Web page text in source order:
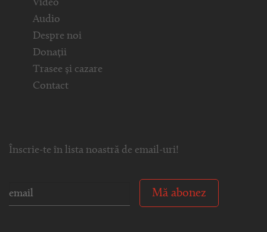
Video
Audio
Despre noi
Donații
Trasee și cazare
Contact
Înscrie-te în lista noastră de email-uri!
Mă abonez